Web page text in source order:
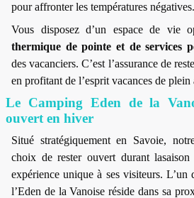
pour affronter les températures négatives.
Vous disposez d’un espace de vie
thermique de pointe et de services
des vacanciers. C’est l’assurance de
en profitant de l’esprit vacances de plein
Le Camping Eden de la
ouvert en hiver
Situé stratégiquement en Savoie,
choix de rester ouvert durant
expérience unique à ses visiteurs. L’un
l’Eden de la Vanoise réside dans sa